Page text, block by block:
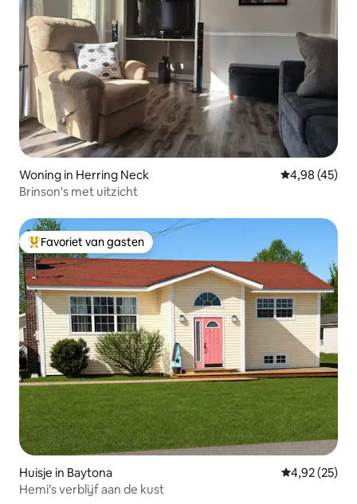
Woning in Herring Neck Gemiddelde
4,98 (45)
Brinson's met uitzicht
Topfavoriet van gasten
Favoriet van gasten
Huisje in Baytona Gemiddelde
4,92 (25)
Hemi’s verblijf aan de kust